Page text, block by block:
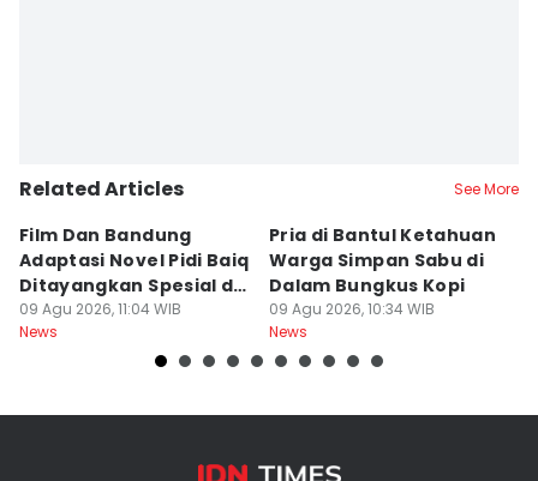
Related Articles See More
Film Dan Bandung
Adaptasi Novel Pidi Baiq
Ditayangkan Spesial di
Jogja
09 Agu 2026, 11:04 WIB
News
Pria di Bantul Ketahuan
Warga Simpan Sabu di
Dalam Bungkus Kopi
09 Agu 2026, 10:34 WIB
News